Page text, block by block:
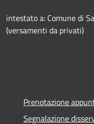
intestato a: Comune di
(versamenti da privati)
Prenotazione
Segnalazione